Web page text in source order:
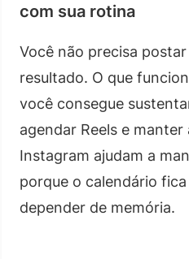
com sua rotina
Você não precisa
resultado. O que
você consegue
agendar Reels e
Instagram ajudam a
porque o calendário
depender de memória.